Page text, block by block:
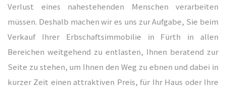
Verlust eines nahestehenden Menschen verarbeiten
müssen. Deshalb machen wir es uns zur Aufgabe, Sie beim
Verkauf Ihrer Erbschaftsimmobilie in Fürth in allen
Bereichen weitgehend zu entlasten, Ihnen beratend zur
Seite zu stehen, um Ihnen den Weg zu ebnen und dabei in
kurzer Zeit einen attraktiven Preis, für Ihr Haus oder Ihre